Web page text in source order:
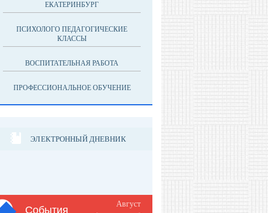
ЕКАТЕРИНБУРГ
ПСИХОЛОГО ПЕДАГОГИЧЕСКИЕ
КЛАССЫ
ВОСПИТАТЕЛЬНАЯ РАБОТА
ПРОФЕССИОНАЛЬНОЕ ОБУЧЕНИЕ
ЭЛЕКТРОННЫЙ ДНЕВНИК
События
Август